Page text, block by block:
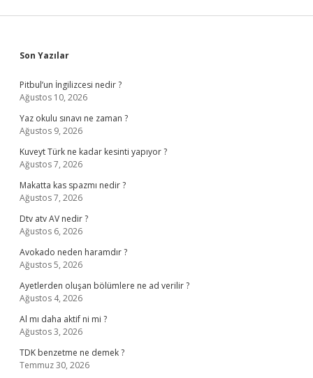
Sidebar
Son Yazılar
Pitbul’un İngilizcesi nedir ?
Ağustos 10, 2026
Yaz okulu sınavı ne zaman ?
Ağustos 9, 2026
Kuveyt Türk ne kadar kesinti yapıyor ?
Ağustos 7, 2026
Makatta kas spazmı nedir ?
Ağustos 7, 2026
Dtv atv AV nedir ?
Ağustos 6, 2026
Avokado neden haramdır ?
Ağustos 5, 2026
Ayetlerden oluşan bölümlere ne ad verilir ?
Ağustos 4, 2026
Al mı daha aktif ni mi ?
Ağustos 3, 2026
TDK benzetme ne demek ?
Temmuz 30, 2026